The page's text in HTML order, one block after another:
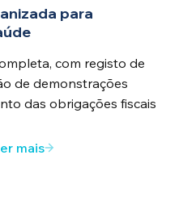
para
com registo de
de demonstrações
das obrigações fiscais
mais